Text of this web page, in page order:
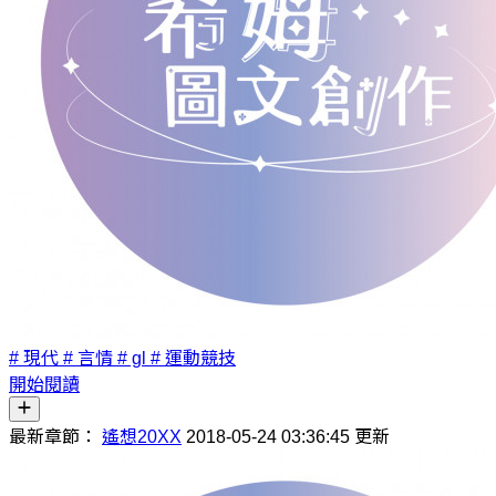
# 現代 # 言情 # gl # 運動競技
開始閱讀
最新章節： 遙想20XX 2018-05-24 03:36:45 更新